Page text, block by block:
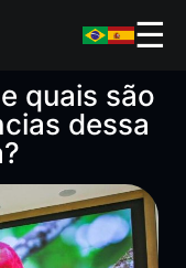
☰
quais são
dessa